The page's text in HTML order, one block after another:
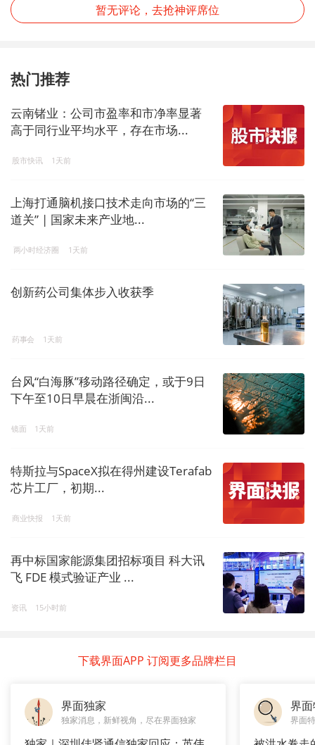
暂无评论，去抢神评席位
热门推荐
云南锗业：公司市盈率和市净率显著
高于同行业平均水平，存在市场...
股市快讯 1天前
上海打通脑机接口技术走向市场的“三
道关” | 国家未来产业地...
两小时经济圈 1天前
创新药公司集体步入收获季
药事会 1天前
台风“白海豚”移动路径确定，或于9日
下午至10日早晨在浙闽沿...
镜面 1天前
特斯拉与SpaceX拟在得州建设Terafab
芯片工厂，初期...
商业快报 1天前
再中标国家能源集团招标项目 科大讯
飞 FDE 模式验证产业 ...
资讯 15小时前
下载界面APP 订阅更多品牌栏目
界面独家
独家消息，新鲜视角，尽在界面独家
界
界面